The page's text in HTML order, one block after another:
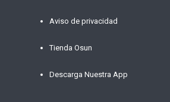
Aviso de privacidad
Tienda Osun
Descarga Nuestra App